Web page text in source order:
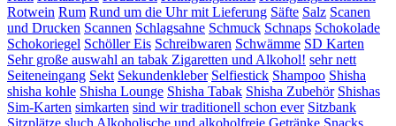
Rotwein Rum Rund um die Uhr mit Lieferung Säfte Salz Scanen
und Drucken Scannen Schlagsahne Schmuck Schnaps Schokolade
Schokoriegel Schöller Eis Schreibwaren Schwämme SD Karten
Sehr große auswahl an tabak Zigaretten und Alkohol! sehr nett
Seiteneingang Sekt Sekundenkleber Selfiestick Shampoo Shisha
shisha kohle Shisha Lounge Shisha Tabak Shisha Zubehör Shishas
Sim-Karten simkarten sind wir traditionell schon ever Sitzbank
Sitzplätze sluch Alkoholische und alkoholfreie Getränke Snacks